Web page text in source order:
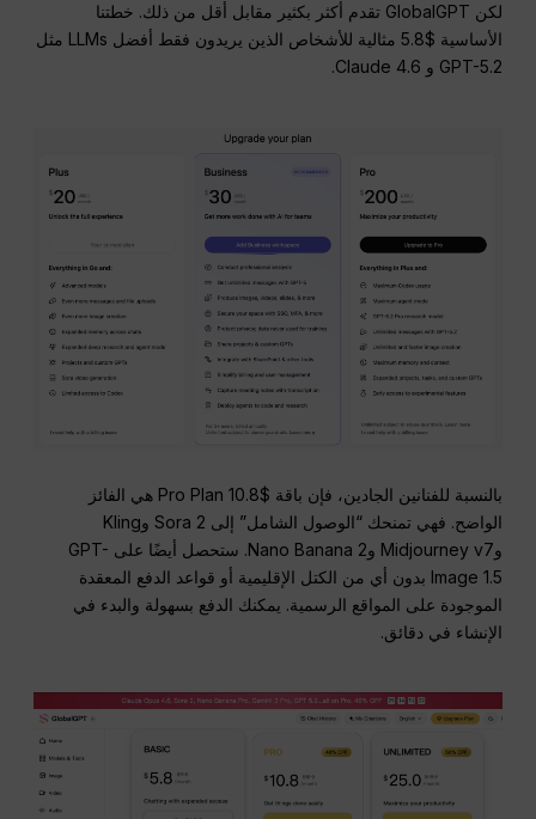
لكن GlobalGPT تقدم أكثر بكثير مقابل أقل من ذلك. خطتنا
الأساسية $5.8 مثالية للأشخاص الذين يريدون فقط أفضل LLMs مثل
GPT-5.2 و Claude 4.6.
بالنسبة للفنانين الجادين، فإن باقة $10.8 Pro Plan هي الفائز
الواضح. فهي تمنحك “الوصول الشامل” إلى Sora 2 وKling
وMidjourney v7 وNano Banana 2. ستحصل أيضًا على GPT-
Image 1.5 بدون أي من الكتل الإقليمية أو قواعد الدفع المعقدة
الموجودة على المواقع الرسمية. يمكنك الدفع بسهولة والبدء في
الإنشاء في دقائق.